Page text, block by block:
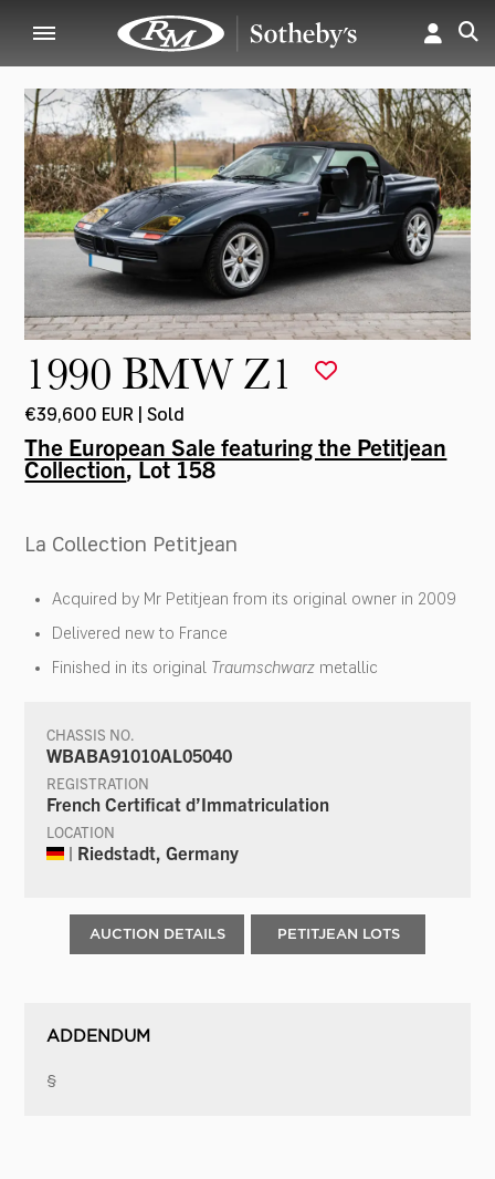
1990 BMW Z1
€39,600 EUR | Sold
The European Sale featuring the Petitjean
Collection, Lot 158
La Collection Petitjean
Acquired by Mr Petitjean from its original owner in 2009
Delivered new to France
Finished in its original Traumschwarz metallic
CHASSIS NO.
WBABA91010AL05040
REGISTRATION
French Certificat d’Immatriculation
LOCATION
| Riedstadt, Germany
AUCTION DETAILS PETITJEAN LOTS
ADDENDUM
§